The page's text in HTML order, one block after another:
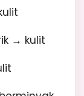
→ kulit